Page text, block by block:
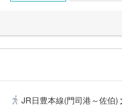
JR日豊本線(門司港～佐伯)